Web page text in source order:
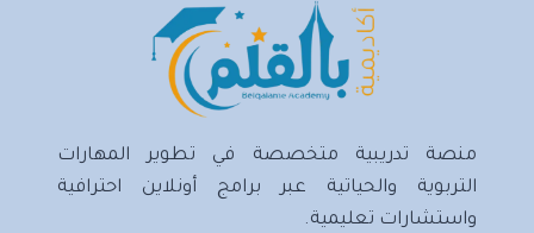
منصة تدريبية متخصصة في تطوير المهارات
التربوية والحياتية عبر برامج أونلاين احترافية
واستشارات تعليمية.